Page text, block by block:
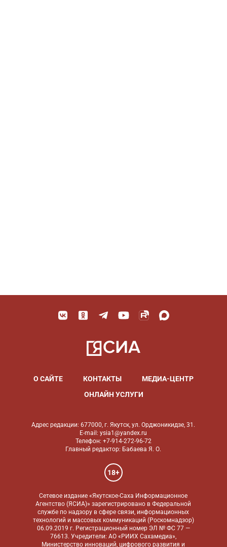
О САЙТЕ КОНТАКТЫ
МЕДИА-ЦЕНТР
ОНЛАЙН УСЛУГИ
Адрес редакции: 677000, г. Якутск, ул. Орджоникидзе, 31.
E-mail: ysia1@yandex.ru
Телефон: +7-914-272-96-72
Главный редактор: Бабаева Я. О.
18+
Сетевое издание «Якутское-Саха Информационное
Агентство (ЯСИА)» зарегистрировано в Федеральной
службе по надзору в сфере связи, информационных
технологий и массовых коммуникаций (Роскомнадзор)
06.09.2019 г. Регистрационный номер ЭЛ № ФС 77 —
76613. Учредители: АО «РИИХ Сахамедиа»,
Министерство инноваций, цифрового развития и